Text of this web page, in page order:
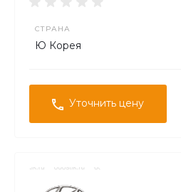
СТРАНА
Ю Корея
Уточнить цену